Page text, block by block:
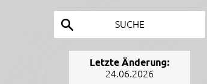
SUCHE
Letzte Änderung:
24.06.2026